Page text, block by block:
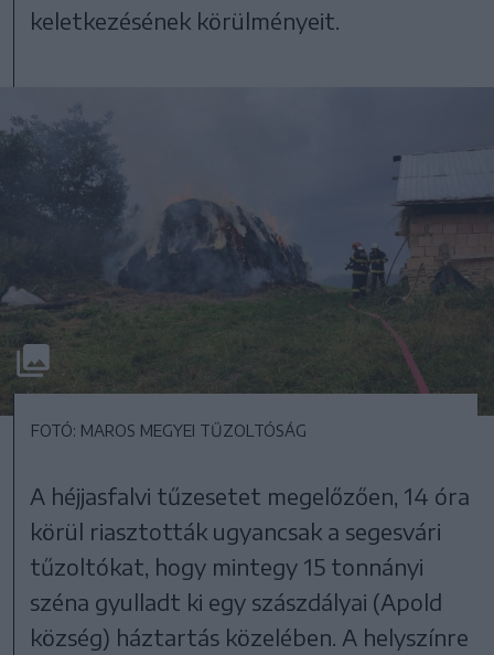
keletkezésének körülményeit.
FOTÓ: MAROS MEGYEI TŰZOLTÓSÁG
A héjjasfalvi tűzesetet megelőzően, 14 óra
körül riasztották ugyancsak a segesvári
tűzoltókat, hogy mintegy 15 tonnányi
széna gyulladt ki egy szászdályai (Apold
község) háztartás közelében. A helyszínre